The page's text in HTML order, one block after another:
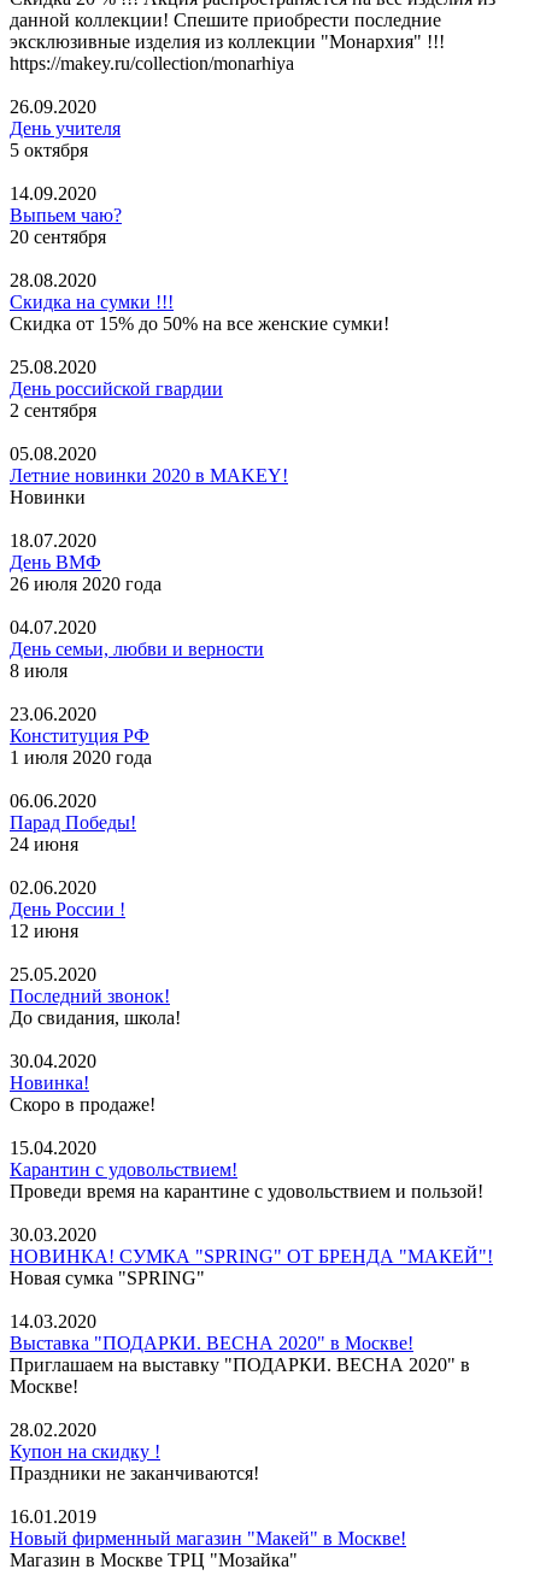
данной коллекции! Спешите приобрести последние
эксклюзивные изделия из коллекции "Монархия" !!!
https://makey.ru/collection/monarhiya
26.09.2020
День учителя
5 октября
14.09.2020
Выпьем чаю?
20 сентября
28.08.2020
Скидка на сумки !!!
Скидка от 15% до 50% на все женские сумки!
25.08.2020
День российской гвардии
2 сентября
05.08.2020
Летние новинки 2020 в MAKEY!
Новинки
18.07.2020
День ВМФ
26 июля 2020 года
04.07.2020
День семьи, любви и верности
8 июля
23.06.2020
Конституция РФ
1 июля 2020 года
06.06.2020
Парад Победы!
24 июня
02.06.2020
День России !
12 июня
25.05.2020
Последний звонок!
До свидания, школа!
30.04.2020
Новинка!
Скоро в продаже!
15.04.2020
Карантин с удовольствием!
Проведи время на карантине с удовольствием и пользой!
30.03.2020
НОВИНКА! СУМКА "SPRING" ОТ БРЕНДА "МАКЕЙ"!
Новая сумка "SPRING"
14.03.2020
Выставка "ПОДАРКИ. ВЕСНА 2020" в Москве!
Приглашаем на выставку "ПОДАРКИ. ВЕСНА 2020" в
Москве!
28.02.2020
Купон на скидку !
Праздники не заканчиваются!
16.01.2019
Новый фирменный магазин "Макей" в Москве!
Магазин в Москве ТРЦ "Мозайка"